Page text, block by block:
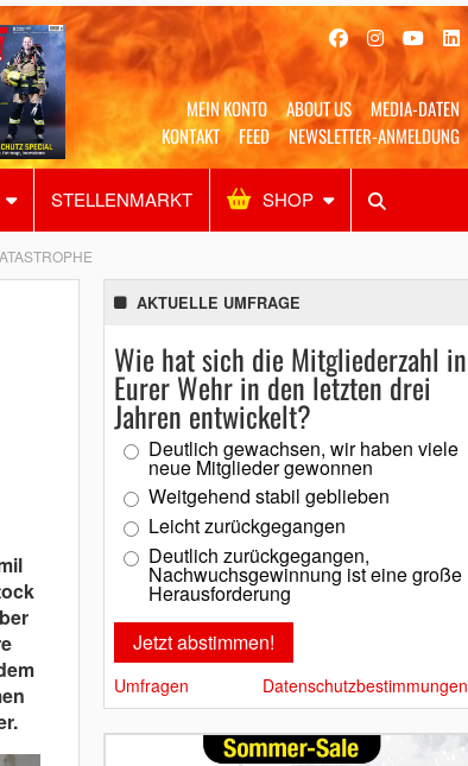
MEIN KONTO ABOUT US
MEDIA-DATEN
KONTAKT
FEED NEWSLETTER-ANMELDUNG
STELLENMARKT SHOP
Alles Shop SUCHEN
AKTUELLE UMFRAGE
Wie hat sich die Mitgliederzahl in
Eurer Wehr in den letzten drei
Jahren entwickelt?
Deutlich gewachsen, wir haben viele
neue Mitglieder gewonnen
Weitgehend stabil geblieben
Leicht zurückgegangen
Deutlich zurückgegangen,
Nachwuchsgewinnung ist eine große
Herausforderung
Umfragen Datenschutzbestimmungen